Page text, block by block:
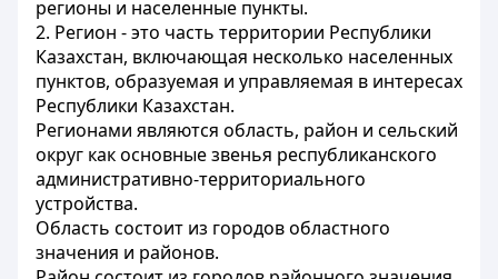
регионы и населенные пункты.
2. Регион - это часть территории Республики
Казахстан, включающая несколько населенных
пунктов, образуемая и управляемая в интересах
Республики Казахстан.
Регионами являются область, район и сельский
округ как основные звенья республиканского
административно-территориального
устройства.
Область состоит из городов областного
значения и районов.